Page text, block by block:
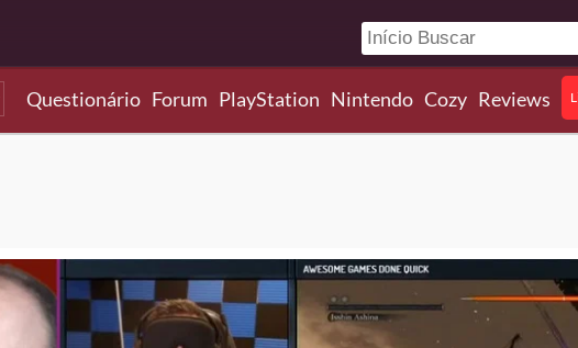
Questionário Forum PlayStation Nintendo Cozy Reviews